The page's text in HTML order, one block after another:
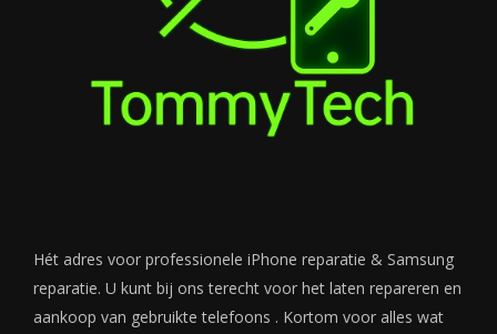
Hét adres voor professionele iPhone reparatie & Samsung
reparatie. U kunt bij ons terecht voor het laten repareren en
aankoop van gebruikte telefoons . Kortom voor alles wat